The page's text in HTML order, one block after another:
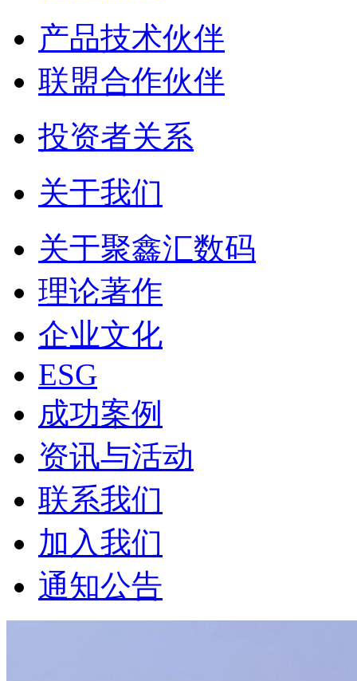
产品技术伙伴
联盟合作伙伴
投资者关系
关于我们
关于聚鑫汇数码
理论著作
企业文化
ESG
成功案例
资讯与活动
联系我们
加入我们
通知公告